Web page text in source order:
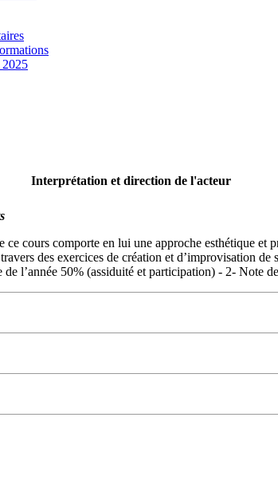
Interprétation et direction de l'acteur
cours comporte en lui une approche esthétique et
des exercices de création et d’improvisation
l’année 50% (assiduité et participation) - 2- Note